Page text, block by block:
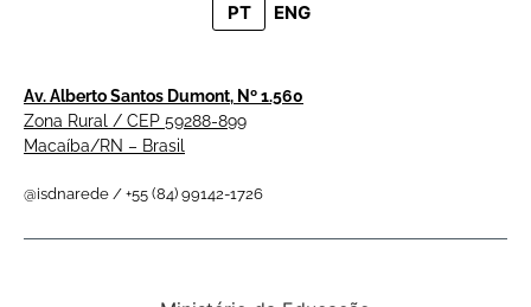
PT ENG
Av. Alberto Santos Dumont, Nº 1.560
Zona Rural / CEP 59288-899
Macaíba/RN – Brasil
@isdnarede / +55 (84) 99142-1726